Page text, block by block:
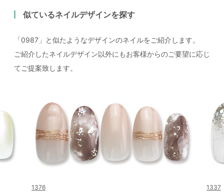
似ているネイルデザインを探す
「0987」と似たようなデザインのネイルをご紹介します。
ご紹介したネイルデザイン以外にもお客様からのご要望に応じ
てご提案致します。
1376
1337